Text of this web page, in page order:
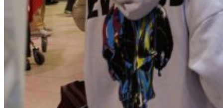
Fundació
A través de la nostra Fundació impulsem
Compromisos